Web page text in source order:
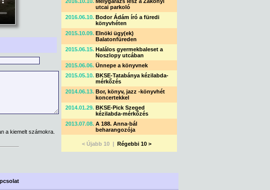
a kiemelt számokra.
utcai parkoló
2016.06.10. Bodor Ádám író a füredi
könyvhéten
2015.10.09. Elnöki ügy(ek)
Balatonfüreden
2015.06.15. Halálos gyermekbaleset a
Noszlopy utcában
2015.06.06. Ünnepe a könyvnek
2015.05.10. BKSE-Tatabánya kézilabda-
mérkőzés
2014.06.13. Bor, könyv, jazz -könyvhét
koncertekkel
2014.01.29. BKSE-Pick Szeged
kézilabda-mérkőzés
2013.07.08. A 188. Anna-bál
beharangozója
< Újabb 10 | Régebbi 10 >